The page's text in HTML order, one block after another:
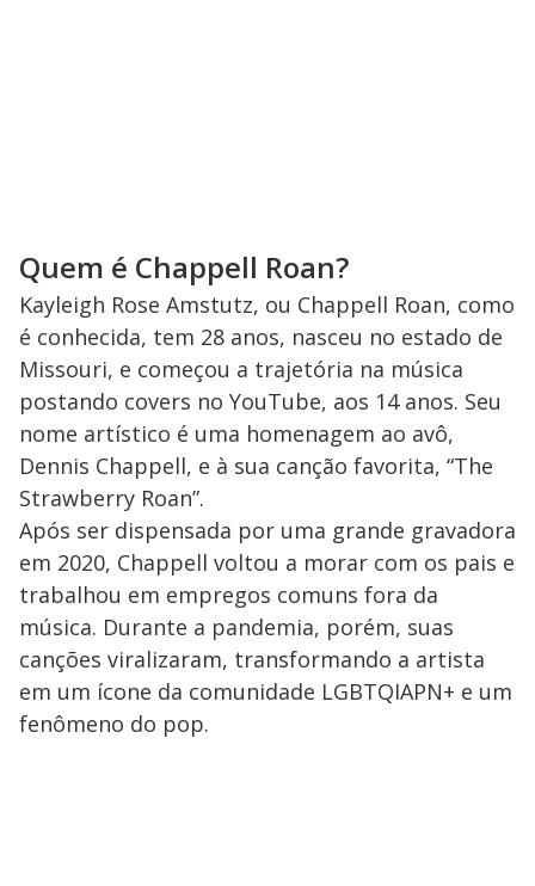
Quem é Chappell Roan?
Kayleigh Rose Amstutz, ou Chappell Roan, como
é conhecida, tem 28 anos, nasceu no estado de
Missouri, e começou a trajetória na música
postando covers no YouTube, aos 14 anos. Seu
nome artístico é uma homenagem ao avô,
Dennis Chappell, e à sua canção favorita, “The
Strawberry Roan”.
Após ser dispensada por uma grande gravadora
em 2020, Chappell voltou a morar com os pais e
trabalhou em empregos comuns fora da
música. Durante a pandemia, porém, suas
canções viralizaram, transformando a artista
em um ícone da comunidade LGBTQIAPN+ e um
fenômeno do pop.